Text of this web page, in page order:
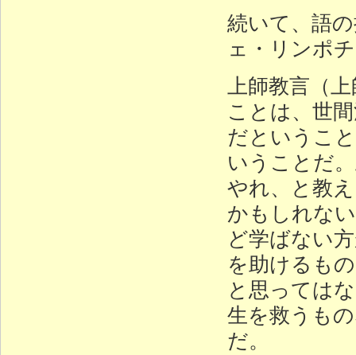
続いて、語
ェ・リンポ
上師教言（
ことは、世
だというこ
いうことだ
やれ、と教
かもしれな
ど学ばない
を助けるも
と思っては
生を救うも
だ。